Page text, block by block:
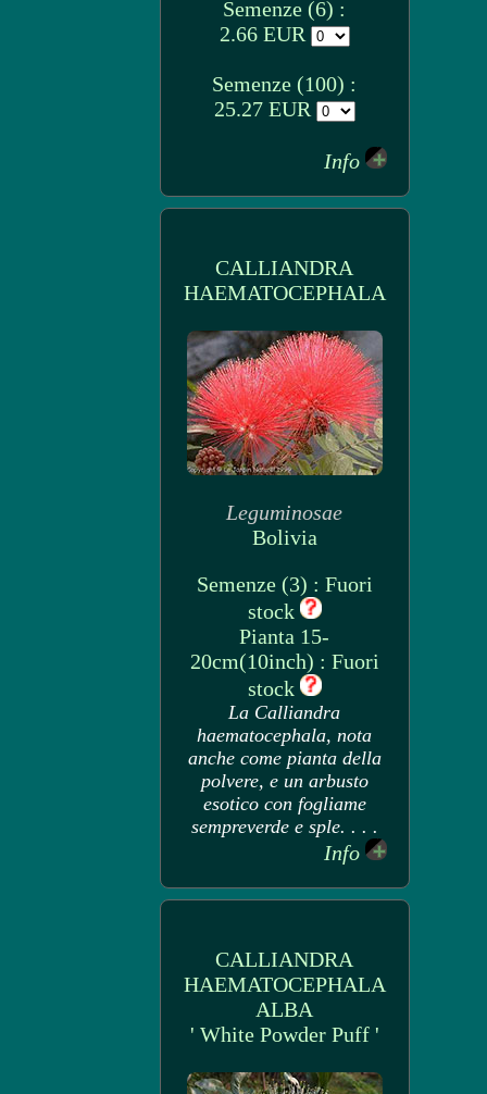
Semenze (6) :
2.66 EUR
Semenze (100) :
25.27 EUR
Info
CALLIANDRA
HAEMATOCEPHALA
Leguminosae
Bolivia
Semenze (3) : Fuori
stock
Pianta 15-
20cm(10inch) : Fuori
stock
La Calliandra
haematocephala, nota
anche come pianta della
polvere, e un arbusto
esotico con fogliame
sempreverde e sple. . . .
Info
CALLIANDRA
HAEMATOCEPHALA
ALBA
' White Powder Puff '